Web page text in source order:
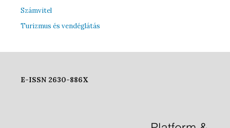
Számvitel
Turizmus és vendéglátás
E-ISSN 2630-886X